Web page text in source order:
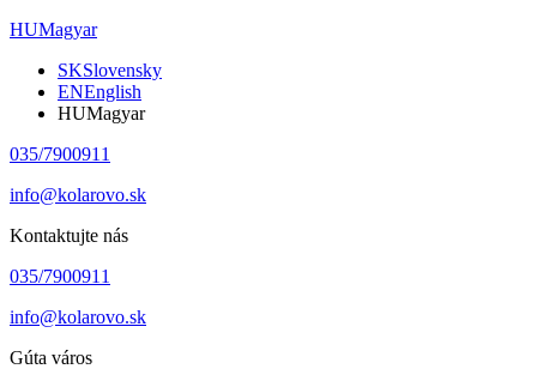
HUMagyar
SKSlovensky
ENEnglish
HUMagyar
035/7900911
info@kolarovo.sk
Kontaktujte nás
035/7900911
info@kolarovo.sk
Gúta város